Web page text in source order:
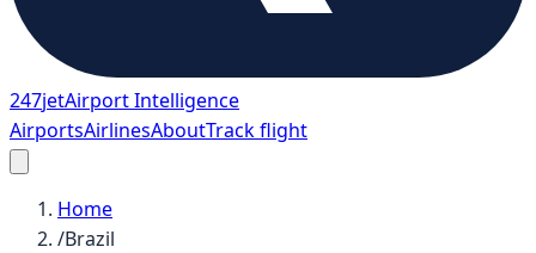
247jetAirport Intelligence
AirportsAirlinesAboutTrack flight
Home
/Brazil